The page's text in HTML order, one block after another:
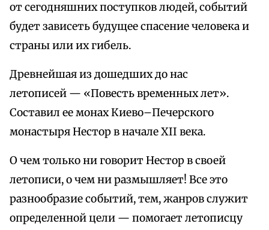
от сегодняшних поступков людей, событий
будет зависеть будущее спасение человека и
страны или их гибель.
Древнейшая из дошедших до нас
летописей — «Повесть временных лет».
Составил ее монах Киево–Печерского
монастыря Нестор в начале XII века.
О чем только ни говорит Нестор в своей
летописи, о чем ни размышляет! Все это
разнообразие событий, тем, жанров служит
определенной цели — помогает летописцу